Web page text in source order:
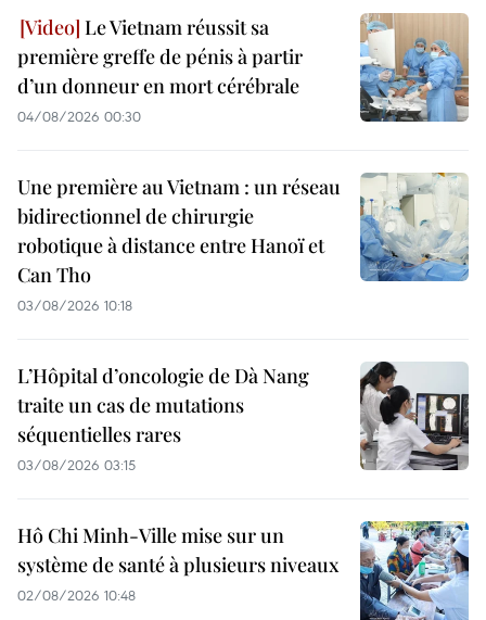
Le Vietnam réussit sa
première greffe de pénis à partir
d’un donneur en mort cérébrale
04/08/2026 00:30
Une première au Vietnam : un réseau
bidirectionnel de chirurgie
robotique à distance entre Hanoï et
Can Tho
03/08/2026 10:18
L’Hôpital d’oncologie de Dà Nang
traite un cas de mutations
séquentielles rares
03/08/2026 03:15
Hô Chi Minh-Ville mise sur un
système de santé à plusieurs niveaux
02/08/2026 10:48